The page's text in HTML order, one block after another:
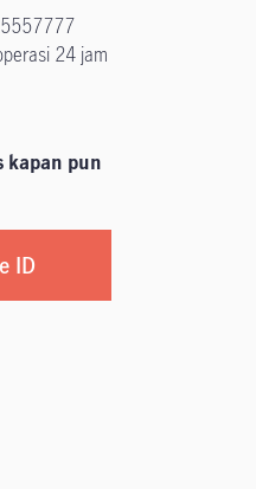
24 jam
kapan pun
ID